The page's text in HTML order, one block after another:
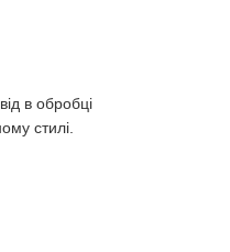
в обробці
стилі.